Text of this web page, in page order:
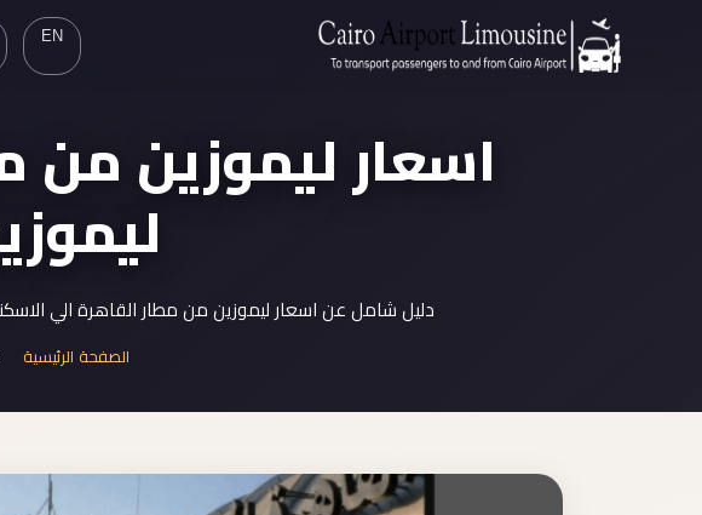
EN
اسعار ليموزين من
دليل شامل عن اسعار ليموزين من مطار القاهرة الي
الصفحة الرئيسية